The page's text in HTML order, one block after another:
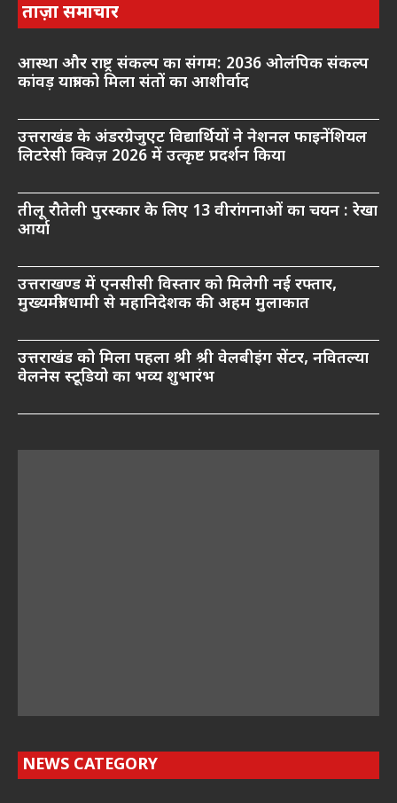
ताज़ा समाचार
आस्था और राष्ट्र संकल्प का संगम: 2036 ओलंपिक संकल्प
कांवड़ यात्रा को मिला संतों का आशीर्वाद
उत्तराखंड के अंडरग्रेजुएट विद्यार्थियों ने नेशनल फाइनेंशियल
लिटरेसी क्विज़ 2026 में उत्कृष्ट प्रदर्शन किया
तीलू रौतेली पुरस्कार के लिए 13 वीरांगनाओं का चयन : रेखा
आर्या
उत्तराखण्ड में एनसीसी विस्तार को मिलेगी नई रफ्तार,
मुख्यमंत्री धामी से महानिदेशक की अहम मुलाकात
उत्तराखंड को मिला पहला श्री श्री वेलबीइंग सेंटर, नवितल्या
वेलनेस स्टूडियो का भव्य शुभारंभ
NEWS CATEGORY